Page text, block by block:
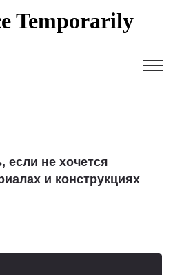
если не хочется
и конструкциях